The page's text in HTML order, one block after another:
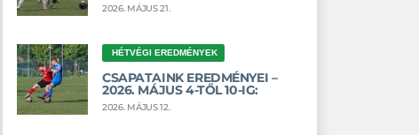
2026. MÁJUS 21.
HÉTVÉGI EREDMÉNYEK
CSAPATAINK EREDMÉNYEI –
2026. MÁJUS 4-TŐL 10-IG:
2026. MÁJUS 12.